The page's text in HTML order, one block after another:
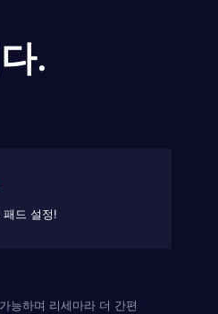
.
패드 설정!
능하며 리세마라 더 간편